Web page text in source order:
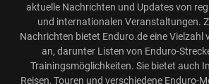
aktuelle Nachrichten und Updates von
und internationalen Veranstaltungen.
Nachrichten bietet Enduro.de eine Vielzahl
an, darunter Listen von Enduro-
Trainingsmöglichkeiten. Sie bietet auch
Reisen, Touren und verschiedene Enduro-